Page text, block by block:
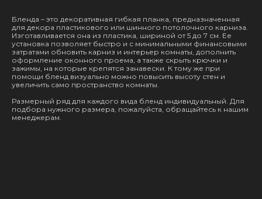
Бленда – это декоративная гибкая планка, предназначенная
для декора пластикового или шинного потолочного карниза.
Изготавливается она из пластика, шириной от 5 до 7 см. Ее
установка позволяет быстро и с минимальными финансовыми
затратами обновить карниз и интерьер комнаты, дополнить
оформление оконного проема, а также скрыть крючки и
зажимы, на которые крепятся занавески. К тому же при
помощи бленд визуально можно повысить высоту стен и
увеличить само пространство комнаты.
Размерный ряд для каждого вида бленд индивидуальный. Для
подбора нужного размера, пожалуйста, обращайтесь к нашим
менеджерам.